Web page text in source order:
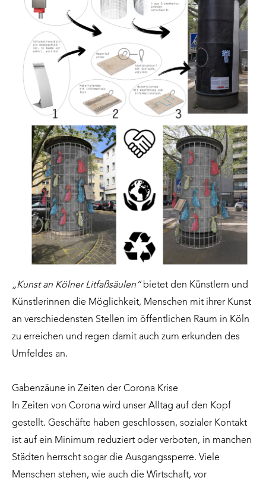
„Kunst an Kölner Litfaßsäulen“bietet den Künstlern und
Künstlerinnen die Möglichkeit, Menschen mit ihrer Kunst
an verschiedensten Stellen im öffentlichen Raum in Köln
zu erreichen und regen damit auch zum erkunden des
Umfeldes an.
Gabenzäune in Zeiten der Corona Krise
In Zeiten von Corona wird unser Alltag auf den Kopf
gestellt. Geschäfte haben geschlossen, sozialer Kontakt
ist auf ein Minimum reduziert oder verboten, in manchen
Städten herrscht sogar die Ausgangssperre. Viele
Menschen stehen, wie auch die Wirtschaft, vor